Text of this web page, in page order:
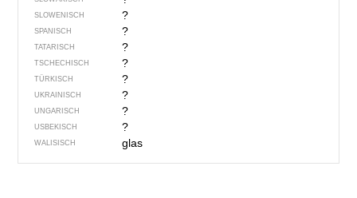
SLOWENISCH ?
SPANISCH ?
TATARISCH ?
TSCHECHISCH ?
TÜRKISCH ?
UKRAINISCH ?
UNGARISCH ?
USBEKISCH ?
WALISISCH glas